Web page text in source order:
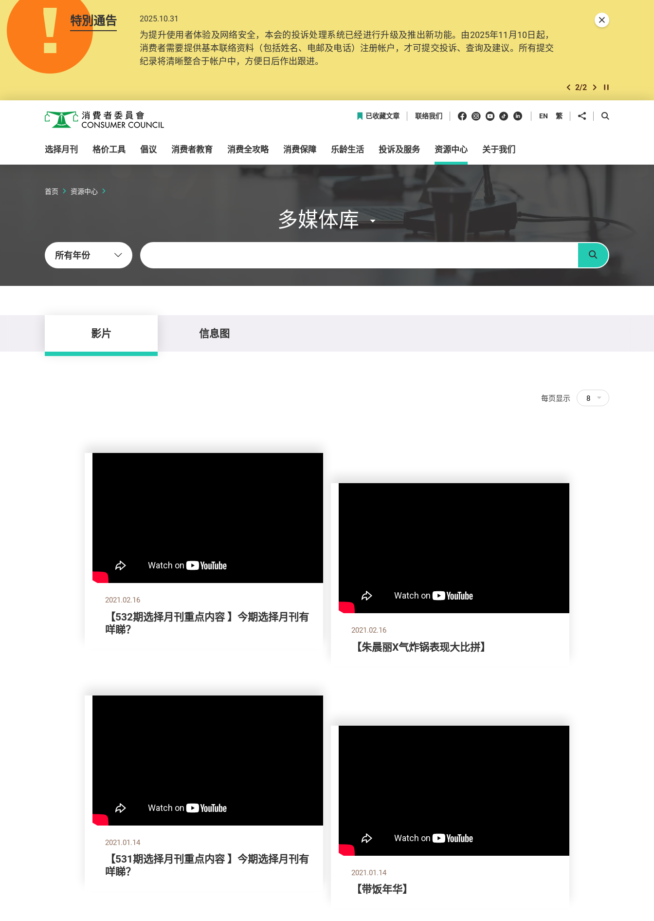
特別通告 2025.10.31
为提升使用者体验及网络安全，本会的投诉处理系统已经进行升级及推出新功能。由2025年11月10日起，
消费者需要提供基本联络资料（包括姓名、电邮及电话）注册帐户，才可提交投诉、查询及建议。所有提交
纪录将清晰整合于帐户中，方便日后作出跟进。
上一个
2/2 下一个开始/暂停幻灯
关闭特別通告
消费者委员会
已收藏文章 联络我们 Facebook
Instagram
Youtube
抖音领英 EN 繁 分享到 开启搜寻框
选择月刊 格价工具 倡议 消费者教育 消费全攻略 消费保障 乐龄生活 投诉及服务 资源中心 关于我们
首页 资源中心
多媒体库
所有年份
关键字
搜寻
影片 信息图
每页显示 8
2021.02.16
【532期选择月刊重点内容 】今期选择月刊有
咩睇？
2021.02.16
【朱晨丽X气炸锅表现大比拼】
2021.01.14
【531期选择月刊重点内容 】今期选择月刊有
咩睇？
2021.01.14
【带饭年华】